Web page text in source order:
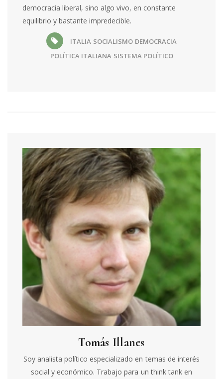
democracia liberal, sino algo vivo, en constante
equilibrio y bastante impredecible.
ITALIA SOCIALISMO DEMOCRACIA
POLÍTICA ITALIANA SISTEMA POLÍTICO
Tomás Illanes
Soy analista político especializado en temas de interés
social y económico. Trabajo para un think tank en